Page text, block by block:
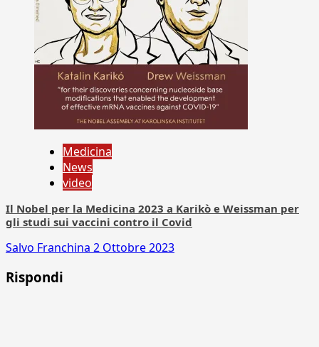
Medicina
News
video
Il Nobel per la Medicina 2023 a Karikò e Weissman per
gli studi sui vaccini contro il Covid
Salvo Franchina 2 Ottobre 2023
Rispondi